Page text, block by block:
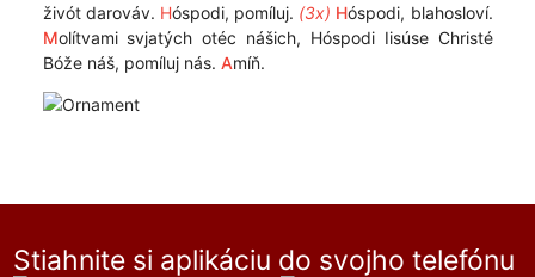
živót darováv. Hóspodi, pomíluj. (3x) Hóspodi, blahosloví.
Molítvami svjatých otéc nášich, Hóspodi Iisúse Christé
Bóže náš, pomíluj nás. Amíň.
Stiahnite si aplikáciu do svojho telefónu